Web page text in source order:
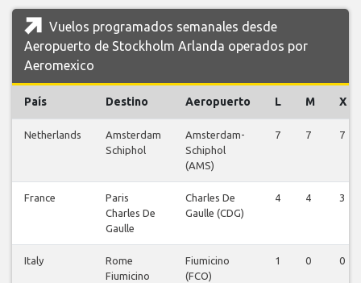
Vuelos programados semanales desde
Aeropuerto de Stockholm Arlanda operados por
Aeromexico
País Destino Aeropuerto L M X
Netherlands
Amsterdam
Schiphol
Amsterdam-
Schiphol
(AMS)
7 7 7
France
Paris
Charles De
Gaulle
Charles De
Gaulle (CDG)
4 4 3
Italy
Rome
Fiumicino
Fiumicino
(FCO)
1 0 0